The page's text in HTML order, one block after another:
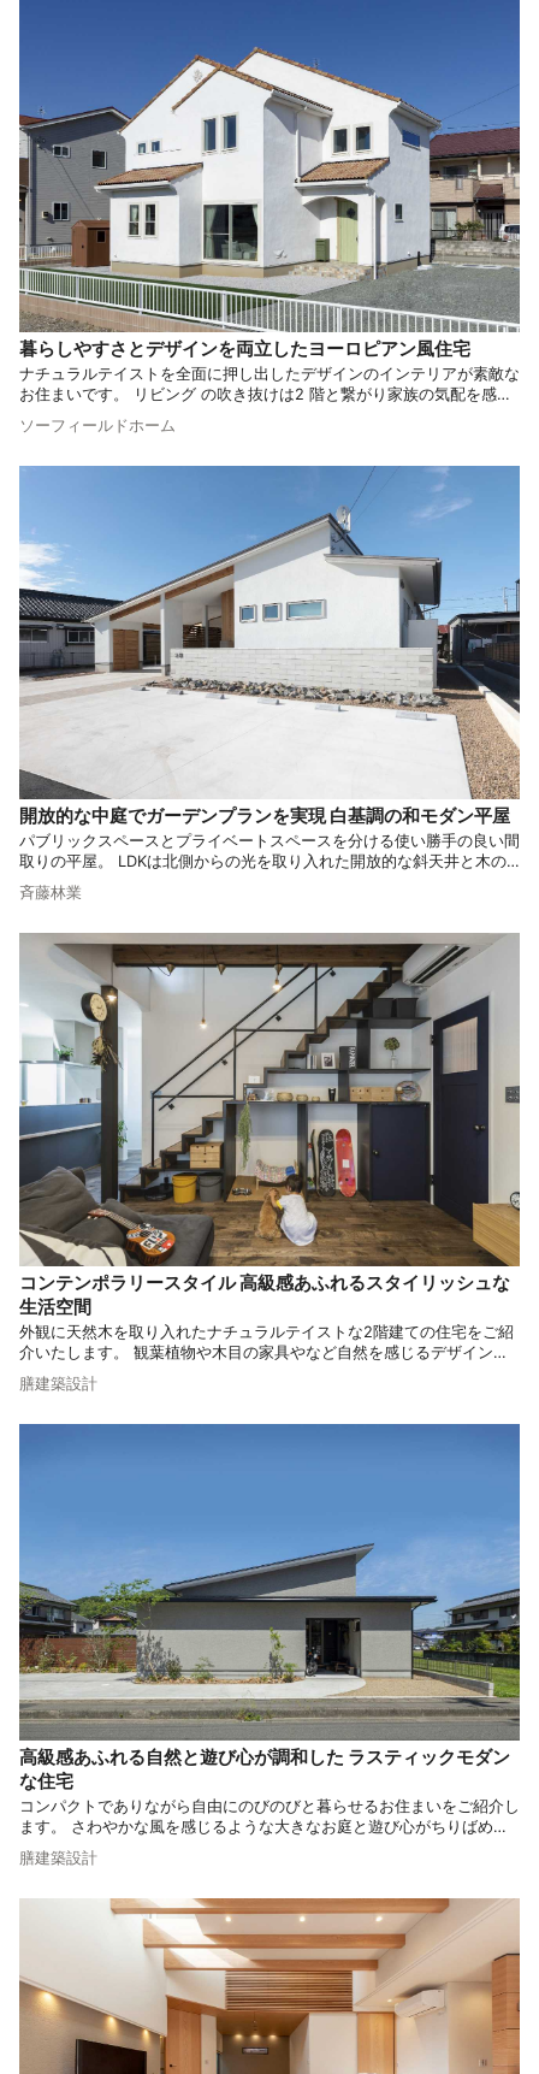
暮らしやすさとデザインを両立したヨーロピアン風住宅
ナチュラルテイストを全面に押し出したデザインのインテリアが素敵な
お住まいです。 リビング の吹き抜けは2 階と繋がり家族の気配を感じ
洒落で統一感のある空間が魅力的なデザイン住宅をご紹介します。
ソーフィールドホーム
開放的な中庭でガーデンプランを実現 白基調の和モダン平屋
パブリックスペースとプライベートスペースを分ける使い勝手の良い間
取りの平屋。 LDKは北側からの光を取り入れた開放的な斜天井と木の
温もりを感じる造作家具が特徴です。 また、家に一体化したガレージ
はプライバシーを保ちつつ、悪天候から守る機能的な空間に仕上がって
斉藤林業
コンテンポラリースタイル 高級感あふれるスタイリッシュな
生活空間
外観に天然木を取り入れたナチュラルテイストな2階建ての住宅をご紹
介いたします。 観葉植物や木目の家具やなど自然を感じるデザインを
取り入れたインテリアでリラックス感もアップ。 ナチュラルモダンの
魅力がたっぷり詰まった空間をご覧ください。
膳建築設計
高級感あふれる自然と遊び心が調和した ラスティックモダン
な住宅
コンパクトでありながら自由にのびのびと暮らせるお住まいをご紹介し
ます。 さわやかな風を感じるような大きなお庭と遊び心がちりばめら
れたビルドインガレージ。 家族みんなが心からリラックスできる住宅
をご紹介します。
膳建築設計